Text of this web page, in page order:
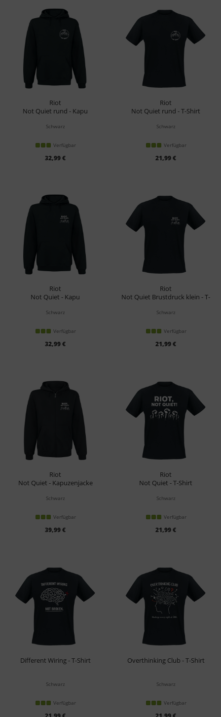
Riot
Not Quiet rund - Kapu
Schwarz
Verfügbar
32,99 €
Riot
Not Quiet rund - T-Shirt
Schwarz
Verfügbar
21,99 €
Riot
Not Quiet - Kapu
Schwarz
Verfügbar
32,99 €
Riot
Not Quiet Brustdruck klein - T-
Schwarz
Verfügbar
21,99 €
Riot
Not Quiet - Kapuzenjacke
Schwarz
Verfügbar
39,99 €
Riot
Not Quiet - T-Shirt
Schwarz
Verfügbar
21,99 €
Different Wiring - T-Shirt
Schwarz
Verfügbar
Overthinking Club - T-Shirt
Schwarz
Verfügbar